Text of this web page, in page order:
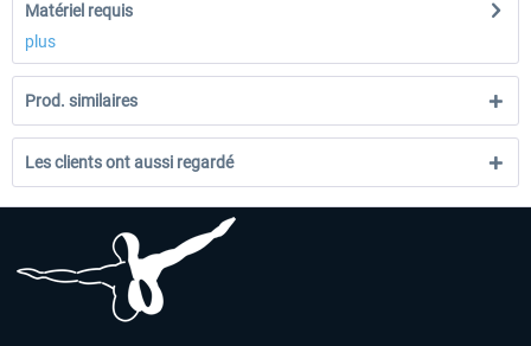
Matériel requis
plus
Prod. similaires
Les clients ont aussi regardé